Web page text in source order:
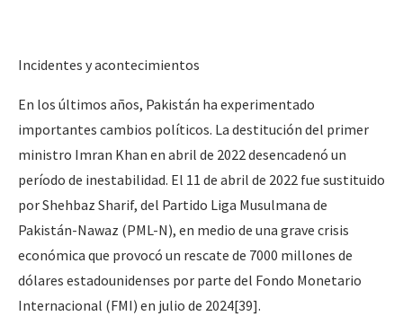
Incidentes y acontecimientos
En los últimos años, Pakistán ha experimentado
importantes cambios políticos. La destitución del primer
ministro Imran Khan en abril de 2022 desencadenó un
período de inestabilidad. El 11 de abril de 2022 fue sustituido
por Shehbaz Sharif, del Partido Liga Musulmana de
Pakistán-Nawaz (PML-N), en medio de una grave crisis
económica que provocó un rescate de 7000 millones de
dólares estadounidenses por parte del Fondo Monetario
Internacional (FMI) en julio de 2024[39].